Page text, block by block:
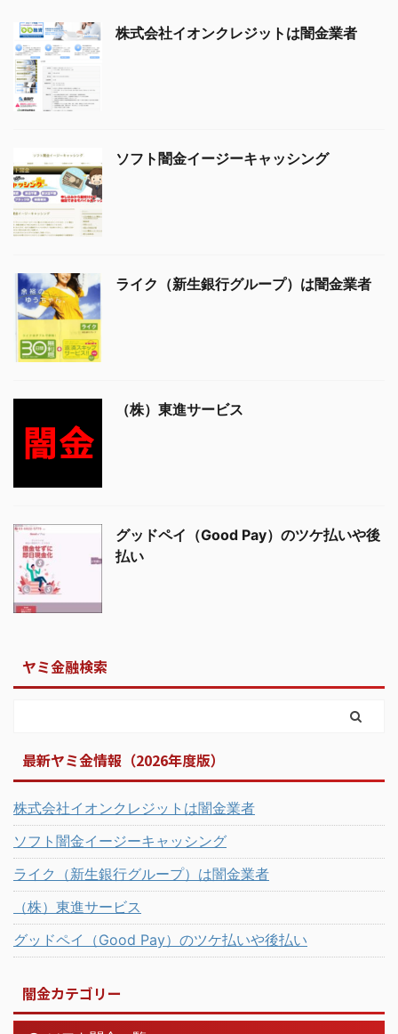
株式会社イオンクレジットは闇金業者
ソフト闇金イージーキャッシング
ライク（新生銀行グループ）は闇金業者
（株）東進サービス
グッドペイ（Good Pay）のツケ払いや後
払い
ヤミ金融検索
最新ヤミ金情報（2026年度版）
株式会社イオンクレジットは闇金業者
ソフト闇金イージーキャッシング
ライク（新生銀行グループ）は闇金業者
（株）東進サービス
グッドペイ（Good Pay）のツケ払いや後払い
闇金カテゴリー